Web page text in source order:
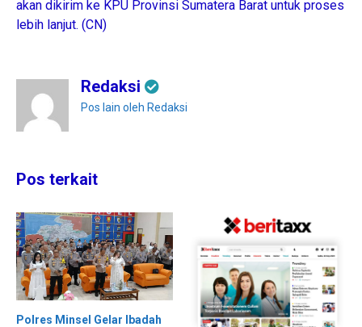
akan dikirim ke KPU Provinsi Sumatera Barat untuk proses
lebih lanjut. (CN)
Redaksi
Pos lain oleh Redaksi
Pos terkait
Polres Minsel Gelar Ibadah